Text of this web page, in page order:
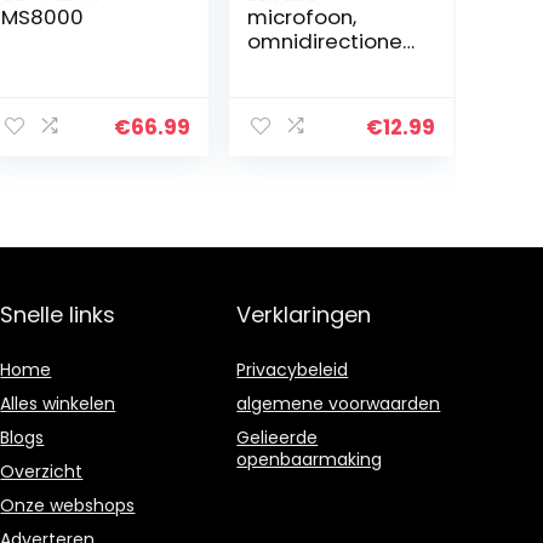
MS8000
€66.99
microfoon,
omnidirectionel
eenvoudig clip-
on systeem,
telefoon
€12.99
Snelle links
Home
Alles winkelen
Blogs
Overzicht
Onze webshops
Verklaringen
Privacybeleid
algemene voorwaarden
Gelieerde
openbaarmaking